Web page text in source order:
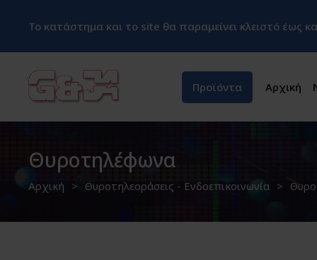
Το κατάστημα και το site θα παραμείνει κλειστό έως
Προϊόντα Αρχική
Θυροτηλέφωνα
Αρχική Θυροτηλεοράσεις - Ενδοεπικοινωνία